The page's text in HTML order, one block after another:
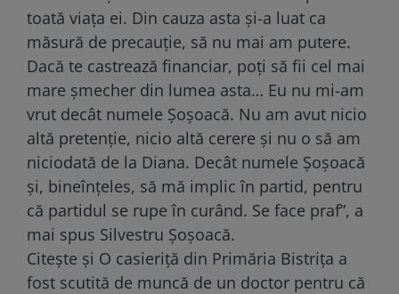
toată viața ei. Din cauza asta și-a luat ca
măsură de precauție, să nu mai am putere.
Dacă te castrează financiar, poți să fii cel mai
mare șmecher din lumea asta… Eu nu mi-am
vrut decât numele Șoșoacă. Nu am avut nicio
altă pretenție, nicio altă cerere și nu o să am
niciodată de la Diana. Decât numele Șoșoacă
și, bineînțeles, să mă implic în partid, pentru
că partidul se rupe în curând. Se face praf”, a
mai spus Silvestru Șoșoacă.
Citește și O casieriță din Primăria Bistrița a
fost scutită de muncă de un doctor pentru că